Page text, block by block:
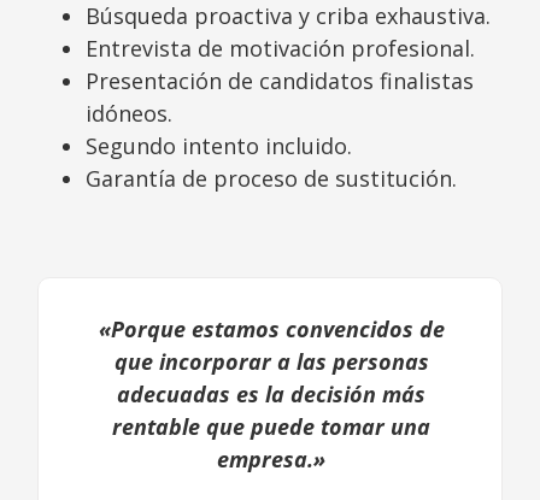
Búsqueda proactiva y criba exhaustiva.
Entrevista de motivación profesional.
Presentación de candidatos finalistas
idóneos.
Segundo intento incluido.
Garantía de proceso de sustitución.
«Porque estamos convencidos de
que incorporar a las personas
adecuadas es la decisión más
rentable que puede tomar una
empresa.»